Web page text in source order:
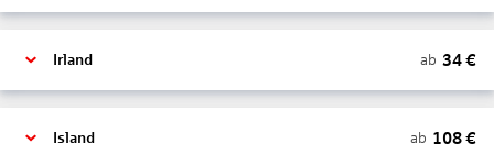
Irland ab 34€
Island ab 108€